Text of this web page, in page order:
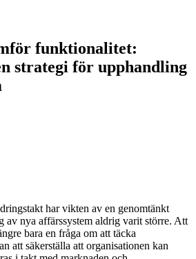
funktionalitet:
strategi för upphandling
har vikten av en genomtänkt
av nya affärssystem aldrig varit större. Att
bara en fråga om att täcka
att säkerställa att organisationen kan